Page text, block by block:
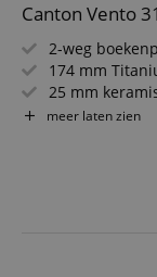
Canton Vento
2-weg
174 mm
25 mm
Krachtig
Bassreflex-
Ideaal voor
meer laten zien